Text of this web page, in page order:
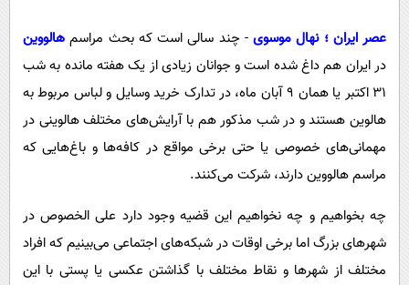
فناوری
گوناگون
محیط زیست
سلامت
فرهنگی
بین الملل
اجتماعی
روانشناسی
آشپزی
عصر ایران ؛ نهال موسوی - چند سالی است که بحث مراسم هالووین
در ایران هم داغ شده است و جوانان زیادی از یک هفته مانده به شب
۳۱ اکتبر یا همان ۹ آبان ماه، در تدارک خرید وسایل و لباس مربوط به
هالوین هستند و در شب مذکور هم با آرایش‌های مختلف هالوینی در
مهمانی‌های خصوصی یا حتی برخی مواقع در کافه‌ها و باغ‌هایی که
مراسم هالووین دارند، شرکت می‌کنند.
چه بخواهیم و چه نخواهیم این قضیه وجود دارد علی الخصوص در
شهرهای بزرگ اما برخی اوقات در شبکه‌های اجتماعی می‌بینیم که افراد
مختلف از شهرها و نقاط مختلف با گذاشتن عکسی یا پستی با این